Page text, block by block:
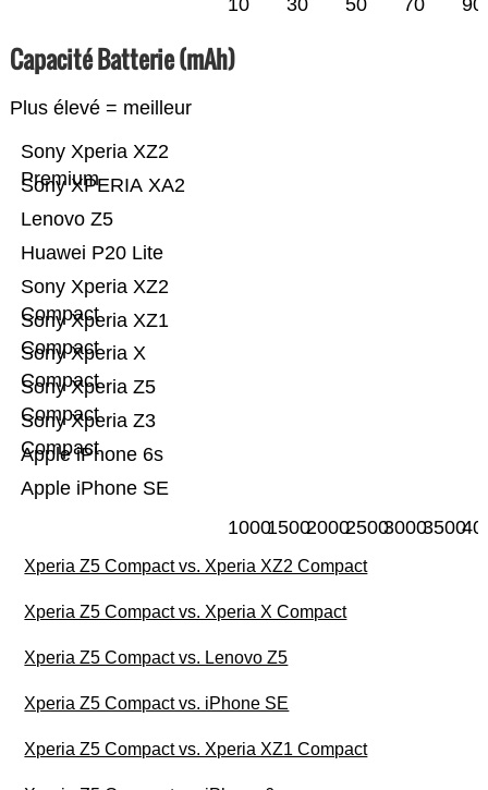
10 30 50 70 90
Capacité Batterie (mAh)
Plus élevé = meilleur
Apple iPhone SE
Apple iPhone 6s
Sony Xperia Z3
Compact
Sony Xperia Z5
Compact
Sony Xperia X
Compact
Sony Xperia XZ1
Compact
Sony Xperia XZ2
Compact
Huawei P20 Lite
Lenovo Z5
Sony XPERIA XA2
Sony Xperia XZ2
Premium
100015002000250030003500
Xperia Z5 Compact vs. Xperia XZ2 Compact
Xperia Z5 Compact vs. Xperia X Compact
Xperia Z5 Compact vs. Lenovo Z5
Xperia Z5 Compact vs. iPhone SE
Xperia Z5 Compact vs. Xperia XZ1 Compact